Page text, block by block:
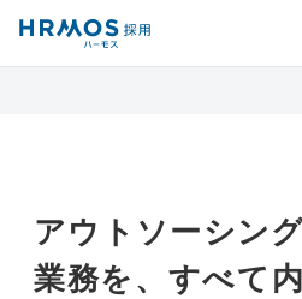
採用管理システム「HRMOS
アウトソーシン
業務を、すべて